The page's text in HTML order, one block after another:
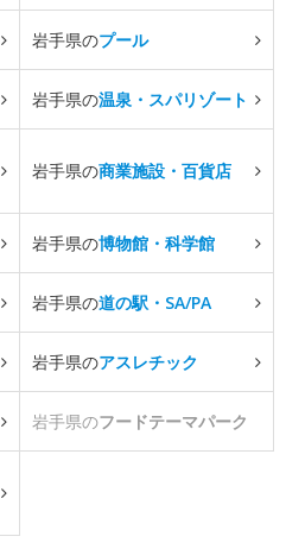
岩手県のプール
岩手県の温泉・スパリゾート
岩手県の商業施設・百貨店
岩手県の博物館・科学館
岩手県の道の駅・SA/PA
岩手県のアスレチック
岩手県のフードテーマパーク